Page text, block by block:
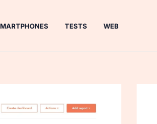
TESTS WEB